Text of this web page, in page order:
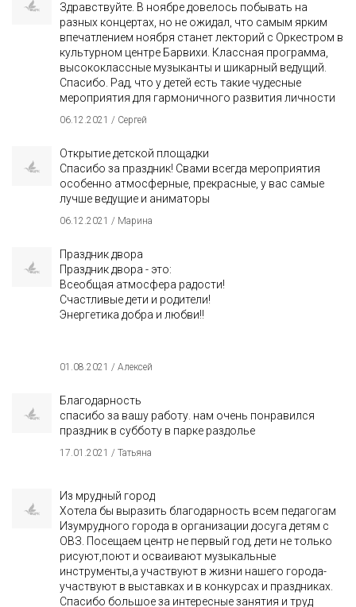
Здравствуйте. В ноябре довелось побывать на
разных концертах, но не ожидал, что самым ярким
впечатлением ноября станет лекторий с Оркестром в
культурном центре Барвихи. Классная программа,
высококлассные музыканты и шикарный ведущий.
Спасибо. Рад, что у детей есть такие чудесные
мероприятия для гармоничного развития личности
06.12.2021 / Сергей
Открытие детской площадки
Спасибо за праздник! Свами всегда мероприятия
особенно атмосферные, прекрасные, у вас самые
лучше ведущие и аниматоры
06.12.2021 / Марина
Праздник двора
Праздник двора - это:
Всеобщая атмосфера радости!
Счастливые дети и родители!
Энергетика добра и любви!!
01.08.2021 / Алексей
Благодарность
спасибо за вашу работу. нам очень понравился
праздник в субботу в парке раздолье
17.01.2021 / Татьяна
Из мрудный город
Хотела бы выразить благодарность всем педагогам
Изумрудного города в организации досуга детям с
ОВЗ. Посещаем центр не первый год, дети не только
рисуют,поют и осваивают музыкальные
инструменты,а участвуют в жизни нашего города-
участвуют в выставках и в конкурсах и праздниках.
Спасибо большое за интересные занятия и труд